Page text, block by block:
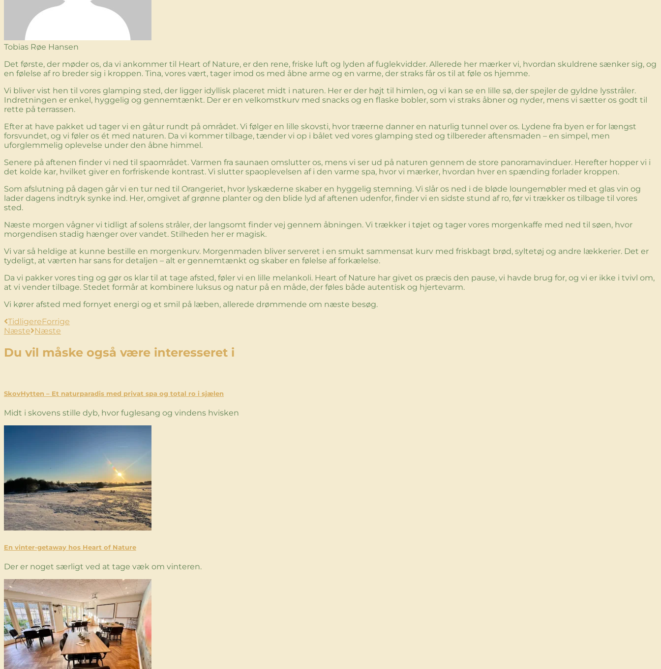
Tobias Røe Hansen
Det første, der møder os, da vi ankommer til Heart of Nature, er den rene, friske luft og lyden af fuglekvidder. Allerede her mærker vi, hvordan skuldrene sænker sig, og
en følelse af ro breder sig i kroppen. Tina, vores vært, tager imod os med åbne arme og en varme, der straks får os til at føle os hjemme.
Vi bliver vist hen til vores glamping sted, der ligger idyllisk placeret midt i naturen. Her er der højt til himlen, og vi kan se en lille sø, der spejler de gyldne lysstråler.
Indretningen er enkel, hyggelig og gennemtænkt. Der er en velkomstkurv med snacks og en flaske bobler, som vi straks åbner og nyder, mens vi sætter os godt til
rette på terrassen.
Efter at have pakket ud tager vi en gåtur rundt på området. Vi følger en lille skovsti, hvor træerne danner en naturlig tunnel over os. Lydene fra byen er for længst
forsvundet, og vi føler os ét med naturen. Da vi kommer tilbage, tænder vi op i bålet ved vores glamping sted og tilbereder aftensmaden – en simpel, men
uforglemmelig oplevelse under den åbne himmel.
Senere på aftenen finder vi ned til spaområdet. Varmen fra saunaen omslutter os, mens vi ser ud på naturen gennem de store panoramavinduer. Herefter hopper vi i
det kolde kar, hvilket giver en forfriskende kontrast. Vi slutter spaoplevelsen af i den varme spa, hvor vi mærker, hvordan hver en spænding forlader kroppen.
Som afslutning på dagen går vi en tur ned til Orangeriet, hvor lyskæderne skaber en hyggelig stemning. Vi slår os ned i de bløde loungemøbler med et glas vin og
lader dagens indtryk synke ind. Her, omgivet af grønne planter og den blide lyd af aftenen udenfor, finder vi en sidste stund af ro, før vi trækker os tilbage til vores
sted.
Næste morgen vågner vi tidligt af solens stråler, der langsomt finder vej gennem åbningen. Vi trækker i tøjet og tager vores morgenkaffe med ned til søen, hvor
morgendisen stadig hænger over vandet. Stilheden her er magisk.
Vi var så heldige at kunne bestille en morgenkurv. Morgenmaden bliver serveret i en smukt sammensat kurv med friskbagt brød, syltetøj og andre lækkerier. Det er
tydeligt, at værten har sans for detaljen – alt er gennemtænkt og skaber en følelse af forkælelse.
Da vi pakker vores ting og gør os klar til at tage afsted, føler vi en lille melankoli. Heart of Nature har givet os præcis den pause, vi havde brug for, og vi er ikke i tvivl om,
at vi vender tilbage. Stedet formår at kombinere luksus og natur på en måde, der føles både autentisk og hjertevarm.
Vi kører afsted med fornyet energi og et smil på læben, allerede drømmende om næste besøg.
TidligereForrige
Næste Næste
Du vil måske også være interesseret i
SkovHytten – Et naturparadis med privat spa og total ro i sjælen
Midt i skovens stille dyb, hvor fuglesang og vindens hvisken
En vinter-getaway hos Heart of Nature
Der er noget særligt ved at tage væk om vinteren.